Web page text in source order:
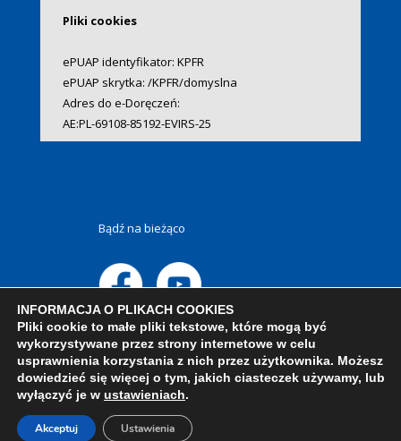
Pliki cookies
ePUAP identyfikator: KPFR
ePUAP skrytka: /KPFR/domyslna
Adres do e-Doręczeń:
AE:PL-69108-85192-EVIRS-25
Bądź na bieżąco
INFORMACJA O PLIKACH COOKIES
Pliki cookie to małe pliki tekstowe, które mogą być
wykorzystywane przez strony internetowe w celu
usprawnienia korzystania z nich przez użytkownika. Możesz
dowiedzieć się więcej o tym, jakich ciasteczek używamy, lub
wyłączyć je w ustawieniach.
Akceptuj Ustawienia